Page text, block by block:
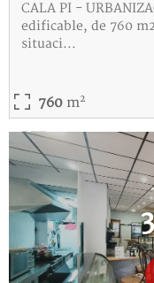
CALA PI -
edificable, de 760
situaci...
REF:4-115219-I
760 m2